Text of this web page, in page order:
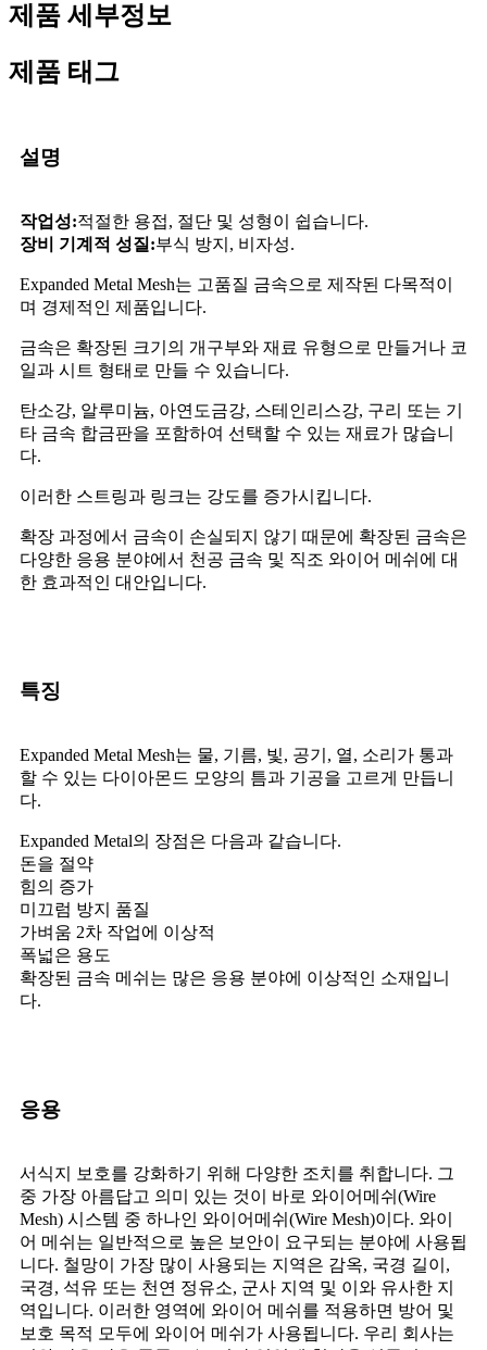
제품 세부정보
제품 태그
설명
작업성:적절한 용접, 절단 및 성형이 쉽습니다.
장비 기계적 성질:부식 방지, 비자성.
Expanded Metal Mesh는 고품질 금속으로 제작된 다목적이
며 경제적인 제품입니다.
금속은 확장된 크기의 개구부와 재료 유형으로 만들거나 코
일과 시트 형태로 만들 수 있습니다.
탄소강, 알루미늄, 아연도금강, 스테인리스강, 구리 또는 기
타 금속 합금판을 포함하여 선택할 수 있는 재료가 많습니
다.
이러한 스트링과 링크는 강도를 증가시킵니다.
확장 과정에서 금속이 손실되지 않기 때문에 확장된 금속은
다양한 응용 분야에서 천공 금속 및 직조 와이어 메쉬에 대
한 효과적인 대안입니다.
특징
Expanded Metal Mesh는 물, 기름, 빛, 공기, 열, 소리가 통과
할 수 있는 다이아몬드 모양의 틈과 기공을 고르게 만듭니
다.
Expanded Metal의 장점은 다음과 같습니다.
돈을 절약
힘의 증가
미끄럼 방지 품질
가벼움 2차 작업에 이상적
폭넓은 용도
확장된 금속 메쉬는 많은 응용 분야에 이상적인 소재입니
다.
응용
서식지 보호를 강화하기 위해 다양한 조치를 취합니다. 그
중 가장 아름답고 의미 있는 것이 바로 와이어메쉬(Wire
Mesh) 시스템 중 하나인 와이어메쉬(Wire Mesh)이다. 와이
어 메쉬는 일반적으로 높은 보안이 요구되는 분야에 사용됩
니다. 철망이 가장 많이 사용되는 지역은 감옥, 국경 길이,
국경, 석유 또는 천연 정유소, 군사 지역 및 이와 유사한 지
역입니다. 이러한 영역에 와이어 메쉬를 적용하면 방어 및
보호 목적 모두에 와이어 메쉬가 사용됩니다. 우리 회사는